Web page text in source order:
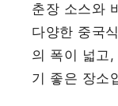
춘장 소스와
다양한 중국
의 폭이 넓고
기 좋은 장소